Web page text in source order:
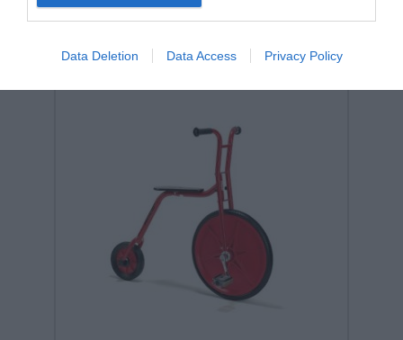
Data Deletion Data Access Privacy Policy